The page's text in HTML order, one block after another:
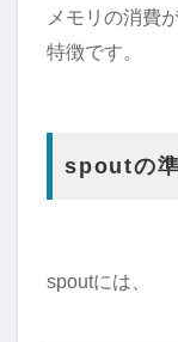
メモリの消費
特徴です。
spoutの
spoutには、